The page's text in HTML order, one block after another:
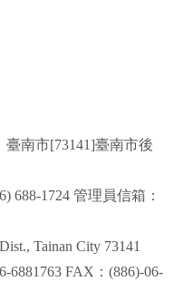
南市[73141]臺南市後
688-1724 管理員信箱：
Tainan City 73141
6881763 FAX：(886)-06-